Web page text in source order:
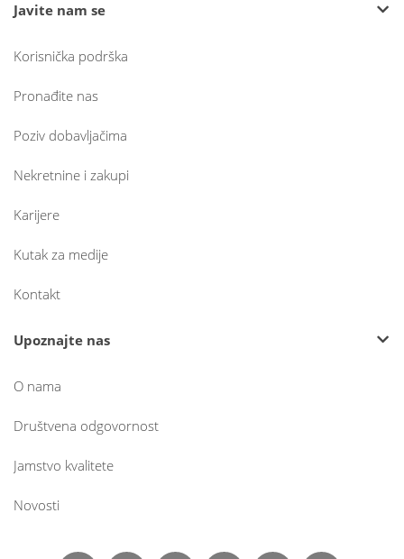
Javite nam se
Korisnička podrška
Pronađite nas
Poziv dobavljačima
Nekretnine i zakupi
Karijere
Kutak za medije
Kontakt
Upoznajte nas
O nama
Društvena odgovornost
Jamstvo kvalitete
Novosti